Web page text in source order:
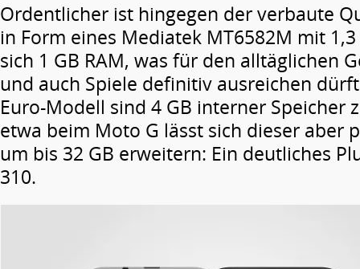
Ordentlicher ist hingegen der verbaute
in Form eines Mediatek MT6582M mit
sich 1 GB RAM, was für den alltäglichen
und auch Spiele definitiv ausreichen
Euro-Modell sind 4 GB interner Speicher
etwa beim Moto G lässt sich dieser aber
um bis 32 GB erweitern: Ein deutliches
310.